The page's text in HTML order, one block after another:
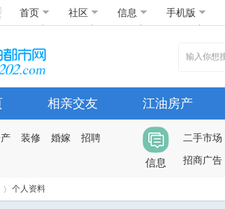
首页 社区 信息 手机版
相亲交友 江油房产
装修 婚嫁 招聘
信息
二手市场
招商广告
个人资料